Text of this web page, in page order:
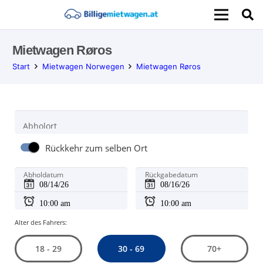
Mietwagen Røros
Start Mietwagen Norwegen Mietwagen Røros
Abholort
Rückkehr zum selben Ort
Abholdatum Rückgabedatum
Alter des Fahrers:
18 - 29 30 - 69 70+